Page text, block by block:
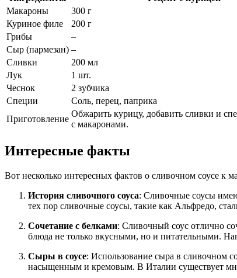
Макароны
300 г
Куриное филе
200 г
Грибы
–
Сыр (пармезан) –
Сливки
200 мл
Лук
1 шт.
Чеснок
2 зубчика
Специи
Соль, перец, паприка
Приготовление
Обжарить курицу, добавить сливки и
с макаронами.
Интересные факты
Вот несколько интересных фактов о сливочном соусе к
История сливочного соуса: Сливочные соусы
тех пор сливочные соусы, такие как Альфредо,
Сочетание с белками: Сливочный соус отлично
блюда не только вкусными, но и питательными.
Сыры в соусе: Использование сыра в сливочном
насыщенным и кремовым. В Италии существует